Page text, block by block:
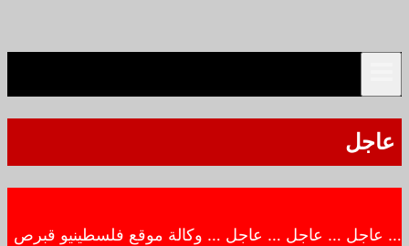
عاجل
… عاجل … عاجل … عاجل … وكالة موقع فلسطينيو قبرص